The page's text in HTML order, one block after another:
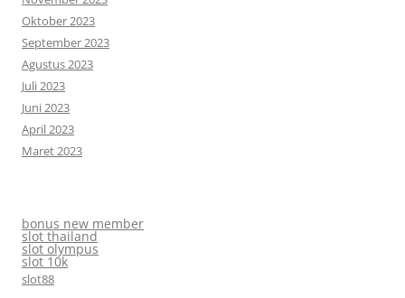
Oktober 2023
September 2023
Agustus 2023
Juli 2023
Juni 2023
April 2023
Maret 2023
bonus new member
slot thailand
slot olympus
slot 10k
slot88